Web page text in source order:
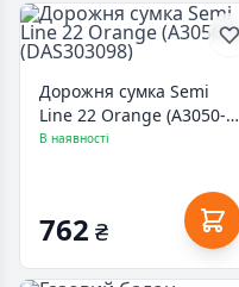
Дорожня сумка Semi
Line 22 Orange (A3050-5)
(DAS303098)
В наявності
762 ₴